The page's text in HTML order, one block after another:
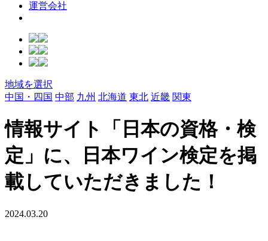
運営会社
地域を選択
中国・四国 中部 九州 北海道 東北 近畿 関東
情報サイト「日本の資格・検
定」に、日本ワイン検定を掲
載していただきました！
2024.03.20